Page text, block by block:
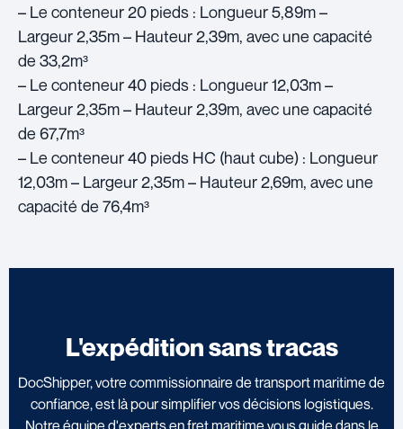
– Le conteneur 20 pieds : Longueur 5,89m –
Largeur 2,35m – Hauteur 2,39m, avec une capacité
de 33,2m³
– Le conteneur 40 pieds : Longueur 12,03m –
Largeur 2,35m – Hauteur 2,39m, avec une capacité
de 67,7m³
– Le conteneur 40 pieds HC (haut cube) : Longueur
12,03m – Largeur 2,35m – Hauteur 2,69m, avec une
capacité de 76,4m³
L'expédition sans tracas
DocShipper, votre commissionnaire de transport maritime de
confiance, est là pour simplifier vos décisions logistiques.